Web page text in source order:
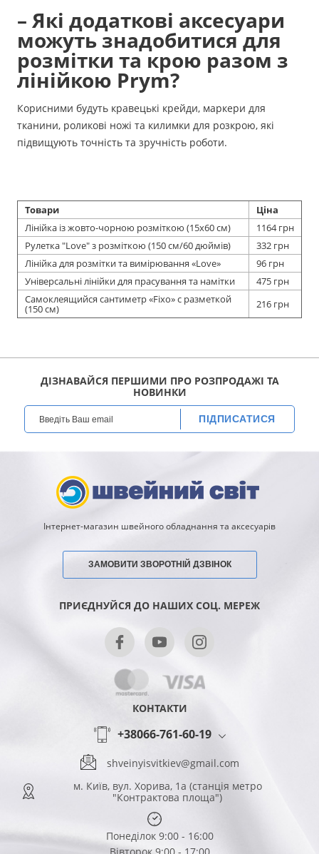
– Які додаткові аксесуари
можуть знадобитися для
розмітки та крою разом з
лінійкою Prym?
Корисними будуть кравецькі крейди, маркери для
тканини, роликові ножі та килимки для розкрою, які
підвищують точність та зручність роботи.
Товари
Ціна
Лінійка із жовто-чорною розміткою (15х60 см)
1164 грн
Рулетка "Love" з розміткою (150 см/60 дюймів)
332 грн
Лінійка для розмітки та вимірювання «Love»
96 грн
Універсальні лінійки для прасування та намітки
475 грн
Самоклеящийся сантиметр «Fixo» с разметкой
(150 см) 216 грн
ДІЗНАВАЙСЯ ПЕРШИМИ ПРО РОЗПРОДАЖІ ТА
НОВИНКИ
ПІДПИСАТИСЯ
Інтернет-магазин швейного обладнання та аксесуарів
ЗАМОВИТИ ЗВОРОТНІЙ ДЗВІНОК
ПРИЄДНУЙСЯ ДО НАШИХ СОЦ. МЕРЕЖ
КОНТАКТИ
+38066-761-60-19
shveinyisvitkiev@gmail.com
м. Київ, вул. Хорива, 1а (станція метро
"Контрактова площа")
Понеділок 9:00 - 16:00